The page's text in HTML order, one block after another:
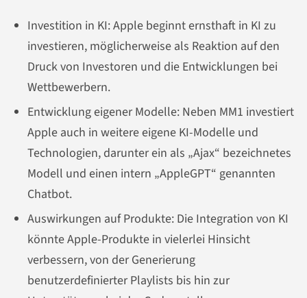
Investition in KI: Apple beginnt ernsthaft in KI zu
investieren, möglicherweise als Reaktion auf den
Druck von Investoren und die Entwicklungen bei
Wettbewerbern.
Entwicklung eigener Modelle: Neben MM1 investiert
Apple auch in weitere eigene KI-Modelle und
Technologien, darunter ein als „Ajax“ bezeichnetes
Modell und einen intern „AppleGPT“ genannten
Chatbot.
Auswirkungen auf Produkte: Die Integration von KI
könnte Apple-Produkte in vielerlei Hinsicht
verbessern, von der Generierung
benutzerdefinierter Playlists bis hin zur